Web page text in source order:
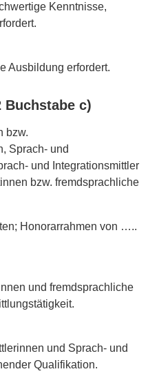
Kenntnisse,
Ausbildung erfordert.
Buchstabe c)
bzw.
Sprach- und
und Integrationsmittler
bzw. fremdsprachliche
Honorarrahmen von …..
und fremdsprachliche
und Sprach- und
Qualifikation.